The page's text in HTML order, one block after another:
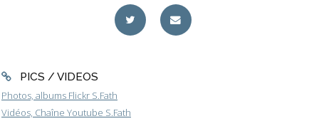
PICS / VIDEOS
Photos, albums Flickr S.Fath
Vidéos, Chaîne Youtube S.Fath